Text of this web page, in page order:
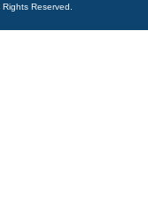
Reserved.